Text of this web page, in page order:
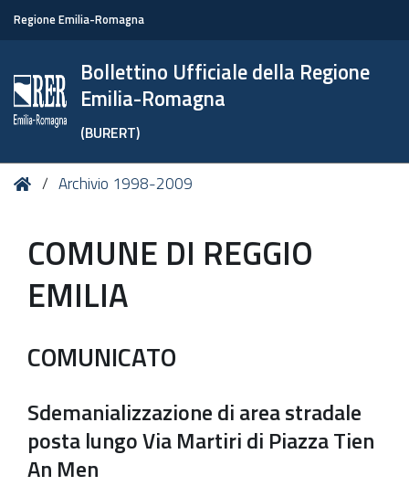
Regione Emilia-Romagna
Bollettino Ufficiale della Regione
Emilia-Romagna
(BURERT)
Tu HomeArchivio 1998-2009
COMUNE DI REGGIO
EMILIA
COMUNICATO
Sdemanializzazione di area stradale
posta lungo Via Martiri di Piazza Tien
An Men